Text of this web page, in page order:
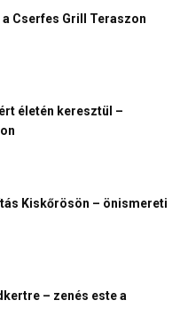
Cserfes Grill Teraszon
életén keresztül –
Kiskőrösön – önismereti
– zenés este a